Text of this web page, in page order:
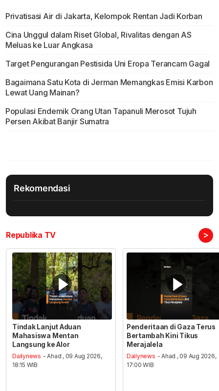
Privatisasi Air di Jakarta, Kelompok Rentan Jadi Korban
Cina Unggul dalam Riset Global, Rivalitas dengan AS
Meluas ke Luar Angkasa
Target Pengurangan Pestisida Uni Eropa Terancam Gagal
Bagaimana Satu Kota di Jerman Memangkas Emisi Karbon
Lewat Uang Mainan?
Populasi Endemik Orang Utan Tapanuli Merosot Tujuh
Persen Akibat Banjir Sumatra
Rekomendasi
Republika TV >
Tindak Lanjut Aduan
Mahasiswa Mentan
Langsung ke Alor
Dailynews - Ahad , 09 Aug 2026,
18:15 WIB
Penderitaan di Gaza Terus
Bertambah Kini Tikus
Merajalela
Dailynews - Ahad , 09 Aug 2026,
17:00 WIB